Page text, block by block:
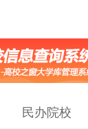
民办院校